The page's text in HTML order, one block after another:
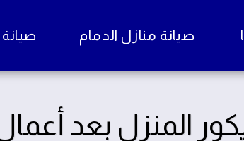
صيانة منازل الدمام صيانة
المنزل بعد